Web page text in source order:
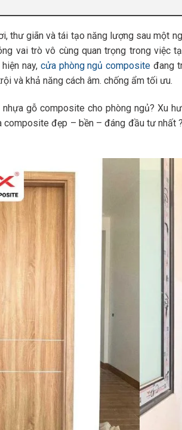
thư giãn và tái tạo năng lượng sau một
vai trò vô cùng quan trọng trong việc
nay, cửa phòng ngủ composite đang
và khả năng cách âm. chống ẩm tối ưu.
gỗ composite cho phòng ngủ? Xu
composite đẹp – bền – đáng đầu tư nhất